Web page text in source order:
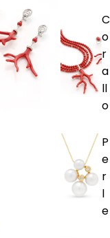
C
o
r
a
ll
o
P
e
r
l
e